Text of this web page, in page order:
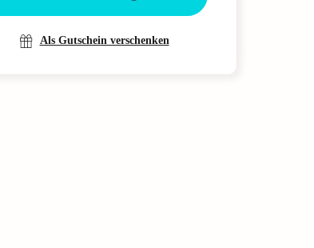
Als Gutschein verschenken